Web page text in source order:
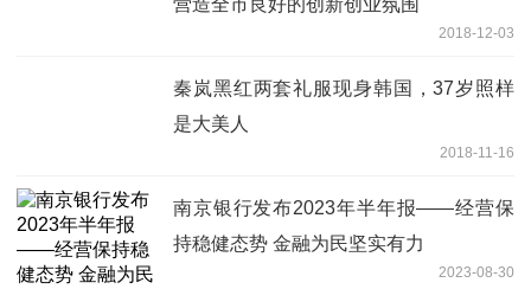
2018-12-03
秦岚黑红两套礼服现身韩国，37岁照样
是大美人
2018-11-16
南京银行发布2023年半年报——经营保
持稳健态势 金融为民坚实有力
2023-08-30